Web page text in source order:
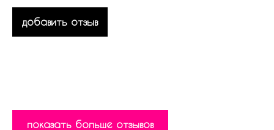
добавить отзыв
показать больше отзывов